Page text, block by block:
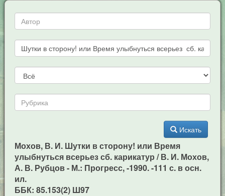
Искать
Мохов, В. И. Шутки в сторону! или Время
улыбнуться всерьез сб. карикатур / В. И. Мохов,
А. В. Рубцов - М.: Прогресс, -1990. -111 с. в осн.
ил.
ББК: 85.153(2) Ш97